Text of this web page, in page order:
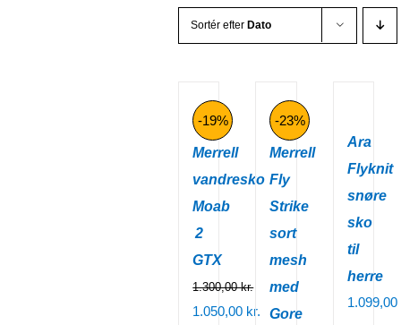
Sortér efter Dato
-19%
Merrell
vandresko
Moab
2
GTX
1.300,00kr.
Den
1.050,00 kr.
-23%
Merrell
Fly
Strike
sort
mesh
med
Gore
Ara
Flyknit
snøre
sko
til
herre
1.099,00